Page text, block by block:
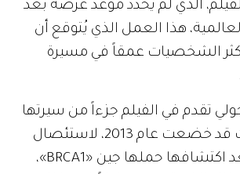
الذي لم يُحدَّد موعد عرضه بَعْدُ
هذا العمل الذي يُتوقع أن
الشخصيات عمقاً في مسيرة
جولي تقدم في الفيلم جزءاً من سيرتها
الذاتية، حيث كانت قد خضعت عام 2013، لاستئصال
وقائي للثديين، بعد اكتشافها حملها جين «BRCA1»،